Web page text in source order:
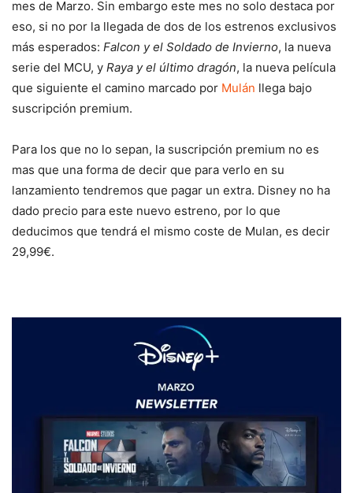
mes de Marzo. Sin embargo este mes no solo destaca por
eso, si no por la llegada de dos de los estrenos exclusivos
más esperados: Falcon y el Soldado de Invierno, la nueva
serie del MCU, y Raya y el último dragón, la nueva película
que siguiente el camino marcado por Mulán llega bajo
suscripción premium.
Para los que no lo sepan, la suscripción premium no es
mas que una forma de decir que para verlo en su
lanzamiento tendremos que pagar un extra. Disney no ha
dado precio para este nuevo estreno, por lo que
deducimos que tendrá el mismo coste de Mulan, es decir
29,99€.